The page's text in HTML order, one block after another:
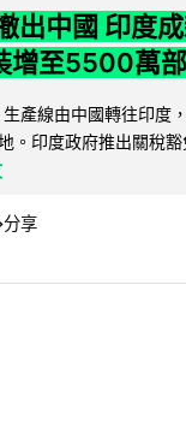
出中國 印度
增至5500萬部
產線由中國轉往印度
。印度政府推出關稅
分享